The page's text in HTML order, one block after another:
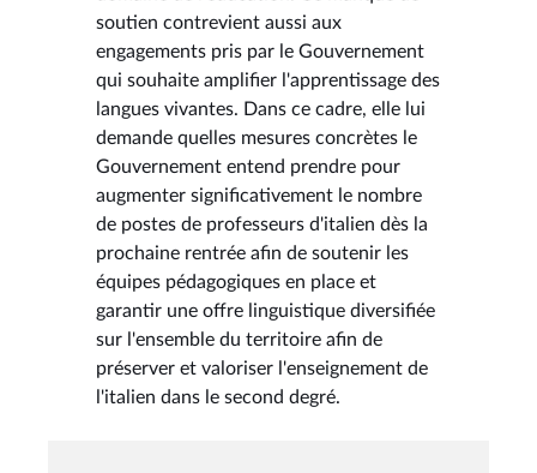
soutien contrevient aussi aux
engagements pris par le Gouvernement
qui souhaite amplifier l'apprentissage des
langues vivantes. Dans ce cadre, elle lui
demande quelles mesures concrètes le
Gouvernement entend prendre pour
augmenter significativement le nombre
de postes de professeurs d'italien dès la
prochaine rentrée afin de soutenir les
équipes pédagogiques en place et
garantir une offre linguistique diversifiée
sur l'ensemble du territoire afin de
préserver et valoriser l'enseignement de
l'italien dans le second degré.